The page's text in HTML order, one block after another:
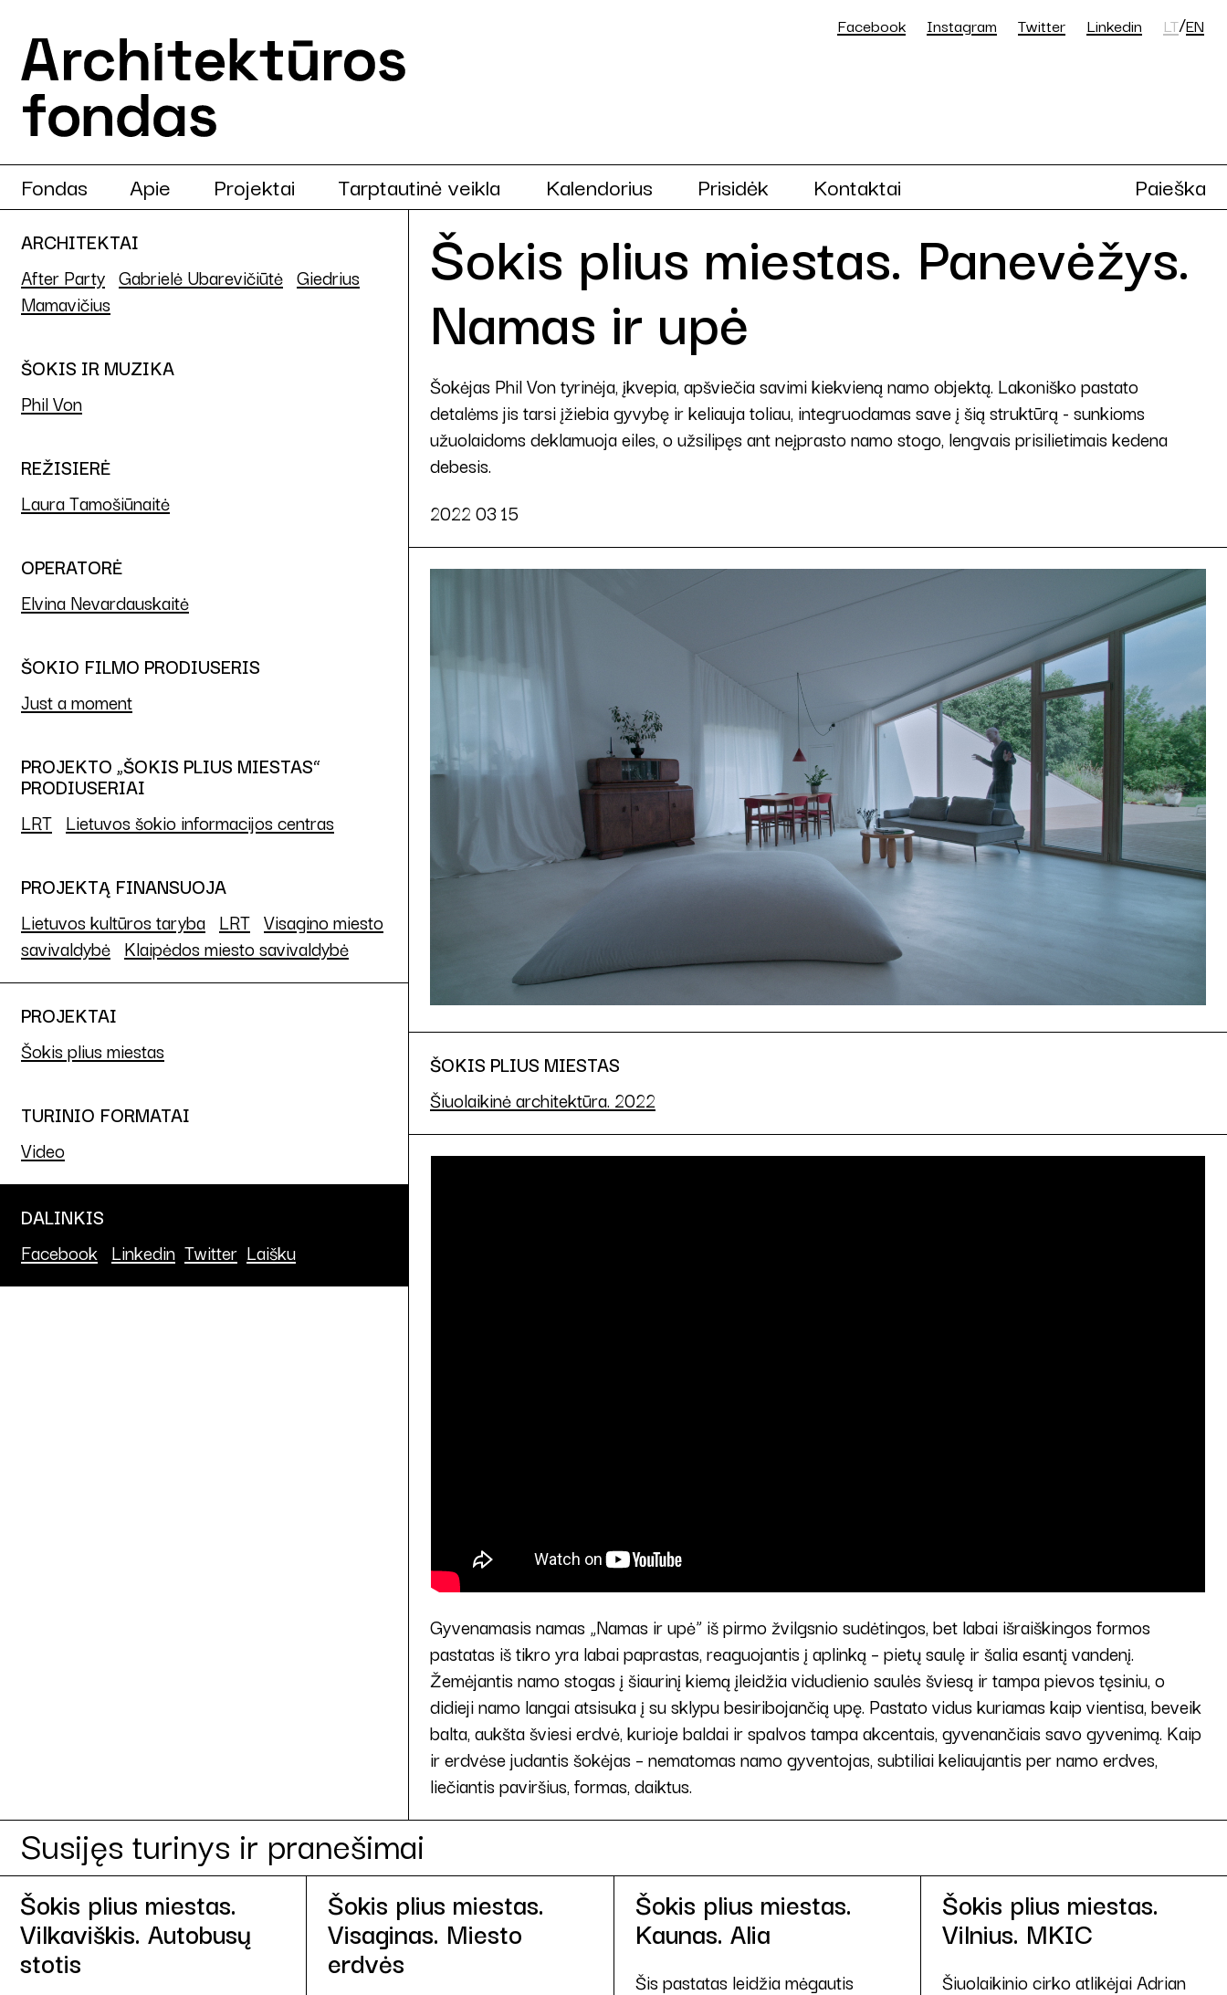
Facebook Instagram Twitter Linkedin LT/EN
Fondas Apie Projektai Tarptautinė veikla Kalendorius Prisidėk Kontaktai Paieška
ARCHITEKTAI
After Party Gabrielė Ubarevičiūtė Giedrius
Mamavičius
ŠOKIS IR MUZIKA
Phil Von
REŽISIERĖ
Laura Tamošiūnaitė
OPERATORĖ
Elvina Nevardauskaitė
ŠOKIO FILMO PRODIUSERIS
Just a moment
PROJEKTO „ŠOKIS PLIUS MIESTAS“
PRODIUSERIAI
LRT Lietuvos šokio informacijos centras
PROJEKTĄ FINANSUOJA
Lietuvos kultūros taryba LRT Visagino miesto
savivaldybė Klaipėdos miesto savivaldybė
PROJEKTAI
Šokis plius miestas
TURINIO FORMATAI
Video
DALINKIS
Facebook Linkedin Twitter Laišku
Šokis plius miestas. Panevėžys.
Namas ir upė
Šokėjas Phil Von tyrinėja, įkvepia, apšviečia savimi kiekvieną namo objektą. Lakoniško pastato
detalėms jis tarsi įžiebia gyvybę ir keliauja toliau, integruodamas save į šią struktūrą - sunkioms
užuolaidoms deklamuoja eiles, o užsilipęs ant neįprasto namo stogo, lengvais prisilietimais kedena
debesis.
2022 03 15
ŠOKIS PLIUS MIESTAS
Šiuolaikinė architektūra. 2022
Gyvenamasis namas „Namas ir upė” iš pirmo žvilgsnio sudėtingos, bet labai išraiškingos formos
pastatas iš tikro yra labai paprastas, reaguojantis į aplinką – pietų saulę ir šalia esantį vandenį.
Žemėjantis namo stogas į šiaurinį kiemą įleidžia vidudienio saulės šviesą ir tampa pievos tęsiniu, o
didieji namo langai atsisuka į su sklypu besiribojančią upę. Pastato vidus kuriamas kaip vientisa, beveik
balta, aukšta šviesi erdvė, kurioje baldai ir spalvos tampa akcentais, gyvenančiais savo gyvenimą. Kaip
ir erdvėse judantis šokėjas – nematomas namo gyventojas, subtiliai keliaujantis per namo erdves,
liečiantis paviršius, formas, daiktus.
Susijęs turinys ir pranešimai
Šokis plius miestas.
Vilkaviškis. Autobusų
stotis
Šokis plius miestas.
Visaginas. Miesto
erdvės
Šokis plius miestas.
Kaunas. Alia
Šis pastatas leidžia mėgautis
Šokis plius miestas.
Vilnius. MKIC
Šiuolaikinio cirko atlikėjai Adrian